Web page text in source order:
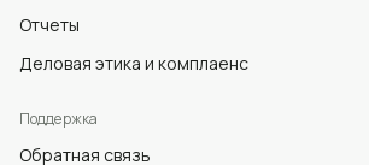
Отчеты
Деловая этика и комплаенс
Поддержка
Обратная связь